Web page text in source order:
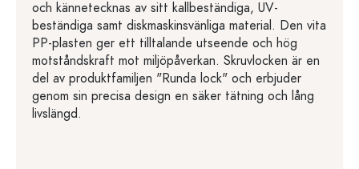
och kännetecknas av sitt kallbeständiga, UV-
beständiga samt diskmaskinsvänliga material. Den vita
PP-plasten ger ett tilltalande utseende och hög
motståndskraft mot miljöpåverkan. Skruvlocken är en
del av produktfamiljen "Runda lock" och erbjuder
genom sin precisa design en säker tätning och lång
livslängd.